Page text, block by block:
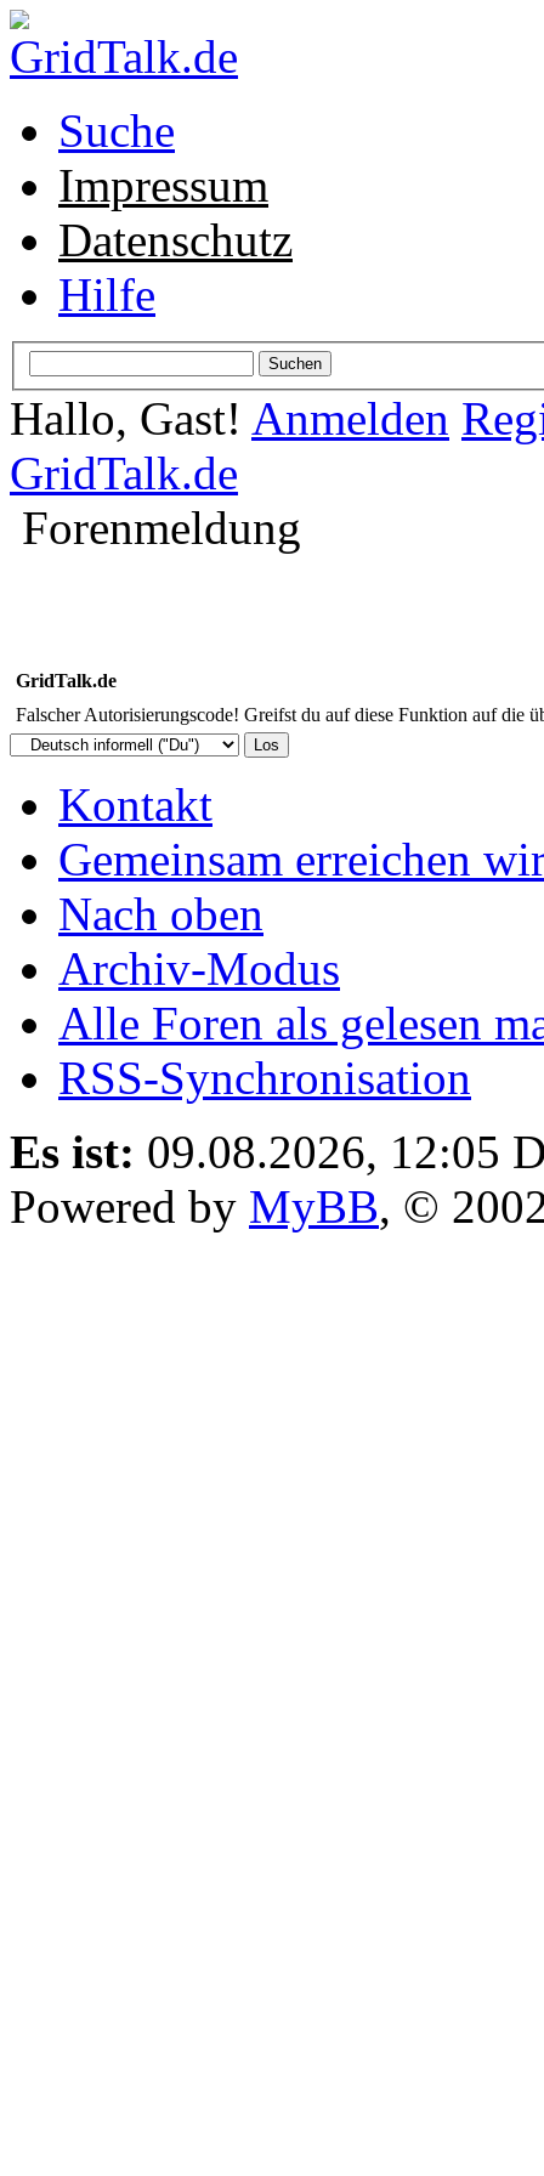
Suche
Impressum
Datenschutz
Hilfe
Hallo, Gast! Anmelden
GridTalk.de
Forenmeldung
GridTalk.de
Falscher Autorisierungscode! Greifst du auf diese Funktion auf die
Kontakt
Gemeinsam erreichen
Nach oben
Archiv-Modus
Alle Foren als gelesen
RSS-Synchronisation
Es ist: 09.08.2026, 12:05
Powered by MyBB, ©